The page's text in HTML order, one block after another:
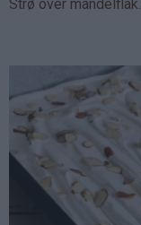
Strø over mandelflak.